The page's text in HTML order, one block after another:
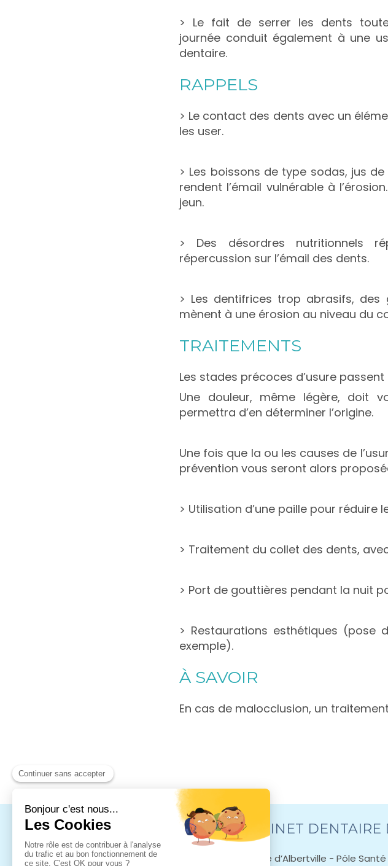
> Le fait de serrer les dents
journée conduit également à une
dentaire.
RAPPELS
> Le contact des dents avec un
les user.
> Les boissons de type sodas, jus
rendent l’émail vulnérable à
jeun.
> Des désordres nutritionnels
répercussion sur l’émail des dents.
> Les dentifrices trop abrasifs,
mènent à une érosion au niveau du
TRAITEMENTS
Les stades précoces d’usure
Une douleur, même légère, doit
permettra d’en déterminer l’origine.
Une fois que la ou les causes de
prévention vous seront alors
> Utilisation d’une paille pour
> Traitement du collet des dents,
> Port de gouttières pendant la nuit
> Restaurations esthétiques
exemple).
À SAVOIR
En cas de malocclusion, un
CABINET
3660, Route d’Albertville - Pôle